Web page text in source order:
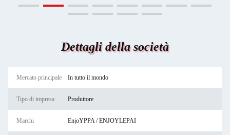
Dettagli della società
Mercato principale In tutto il mondo
Tipo di impresa Produttore
Marchi EnjoYPPA / ENJOYLEPAI